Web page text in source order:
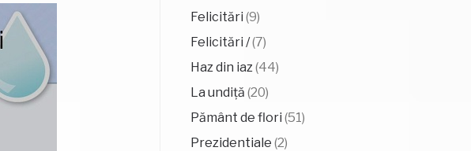
Felicitări (9)
Felicitări /(7)
Haz din iaz(44)
La undiță (20)
Pământ de flori (51)
Prezidentiale (2)